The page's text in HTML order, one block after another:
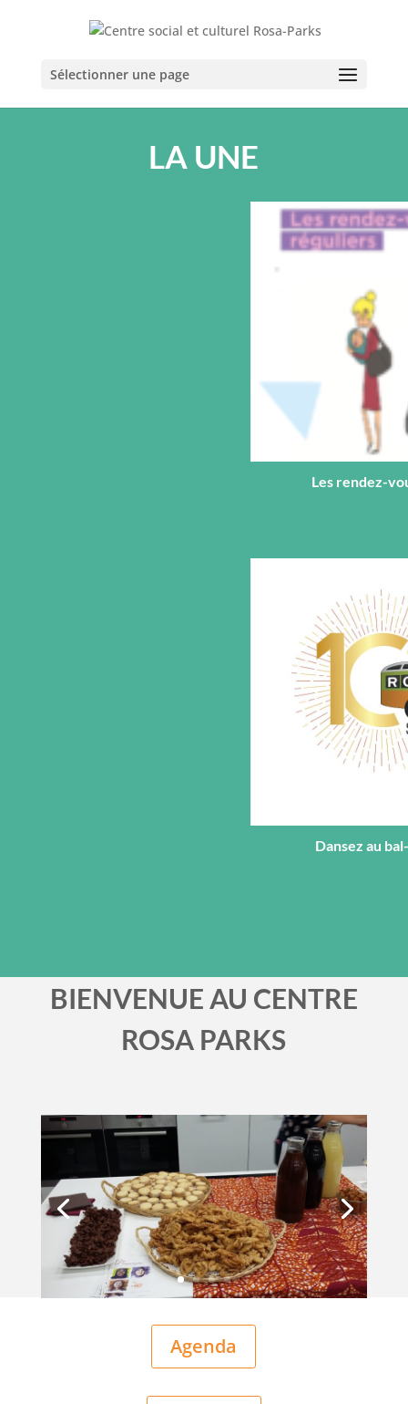
Sélectionner une page
LA UNE
Les rendez-
Dansez au
BIENVENUE AU CENTRE
ROSA PARKS
Agenda